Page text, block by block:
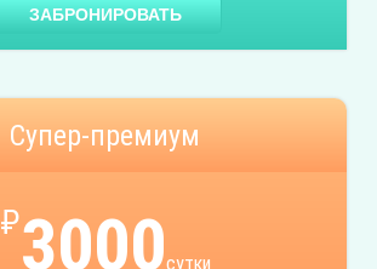
ЗАБРОНИРОВАТЬ
Супер-премиум
₽3000сутки